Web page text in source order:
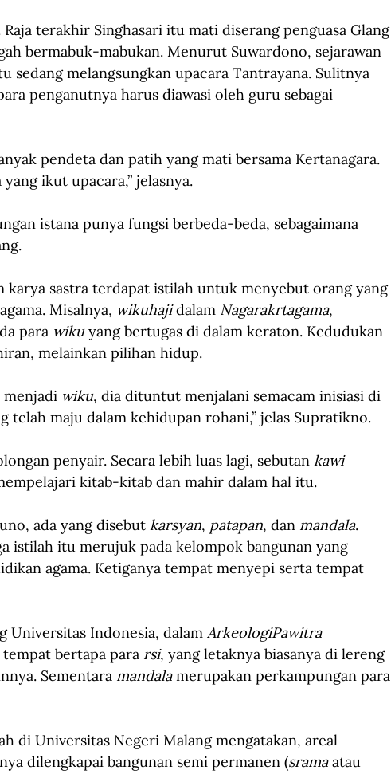
Raja terakhir Singhasari itu mati diserang penguasa Glang
bermabuk-mabukan. Menurut Suwardono, sejarawan
sedang melangsungkan upacara Tantrayana. Sulitnya
penganutnya harus diawasi oleh guru sebagai
pendeta dan patih yang mati bersama Kertanagara.
ikut upacara,” jelasnya.
istana punya fungsi berbeda-beda, sebagaimana
sastra terdapat istilah untuk menyebut orang yang
Misalnya, wikuhaji dalam Nagarakrtagama,
para wiku yang bertugas di dalam keraton. Kedudukan
melainkan pilihan hidup.
menjadi wiku, dia dituntut menjalani semacam inisiasi di
telah maju dalam kehidupan rohani,” jelas Supratikno.
penyair. Secara lebih luas lagi, sebutan kawi
kitab-kitab dan mahir dalam hal itu.
ada yang disebut karsyan, patapan, dan mandala.
istilah itu merujuk pada kelompok bangunan yang
agama. Ketiganya tempat menyepi serta tempat
Universitas Indonesia, dalam ArkeologiPawitra
tempat bertapa para rsi, yang letaknya biasanya di lereng
Sementara mandala merupakan perkampungan para
di Universitas Negeri Malang mengatakan, areal
dilengkapai bangunan semi permanen (srama atau